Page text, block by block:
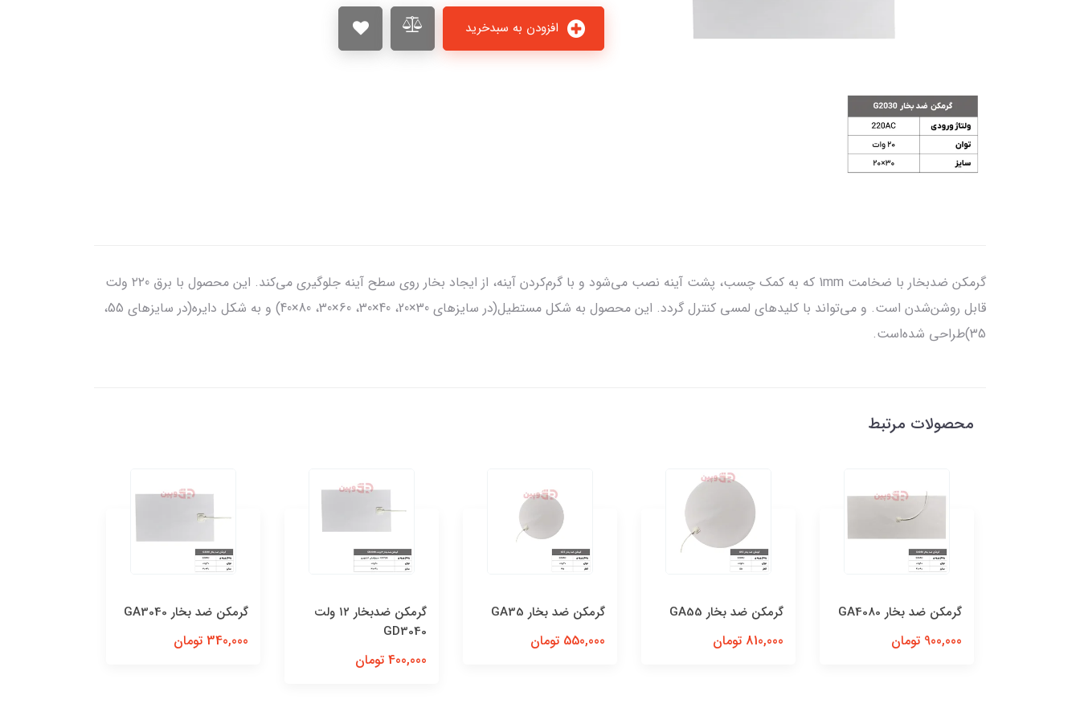
گرمکن ضد‌بخار با ضخامت 1mm که به کمک چسب، پشت آینه نصب می‌شود و با گرم‌کردن آینه، از ایجاد بخار روی سطح آینه جلوگیری می‌کند. این محصول با برق ۲۲0 ولت
قابل روشن‌شدن است. و می‌تواند با کلیدهای لمسی کنترل گردد. این محصول به شکل مستطیل(در سایزهای 30×20، 40×30، 60×30، 80×40) و به شکل دایره(در سایزهای 55،
35)طراحی شده‌است.
محصولات مرتبط
گرمکن ضد بخار GA4080
900,000 تومان
گرمکن ضد بخار GA55
810,000 تومان
گرمکن ضد بخار GA35
550,000 تومان
گرمکن ضدبخار ۱۲ ولت
GD3040
400,000 تومان
گرمکن ضد بخار GA3040
340,000 تومان